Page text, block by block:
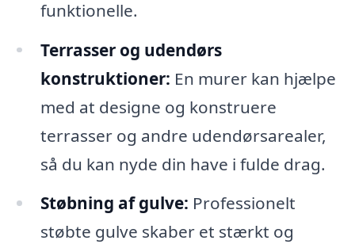
funktionelle.
Terrasser og udendørs
konstruktioner: En murer kan hjælpe
med at designe og konstruere
terrasser og andre udendørsarealer,
så du kan nyde din have i fulde drag.
Støbning af gulve: Professionelt
støbte gulve skaber et stærkt og